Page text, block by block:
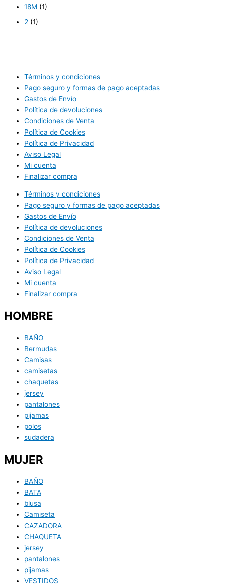
18M (1)
2 (1)
Términos y condiciones
Pago seguro y formas de pago aceptadas
Gastos de Envío
Política de devoluciones
Condiciones de Venta
Política de Cookies
Política de Privacidad
Aviso Legal
Mi cuenta
Finalizar compra
Términos y condiciones
Pago seguro y formas de pago aceptadas
Gastos de Envío
Política de devoluciones
Condiciones de Venta
Política de Cookies
Política de Privacidad
Aviso Legal
Mi cuenta
Finalizar compra
HOMBRE
BAÑO
Bermudas
Camisas
camisetas
chaquetas
jersey
pantalones
pijamas
polos
sudadera
MUJER
BAÑO
BATA
blusa
Camiseta
CAZADORA
CHAQUETA
jersey
pantalones
pijamas
VESTIDOS